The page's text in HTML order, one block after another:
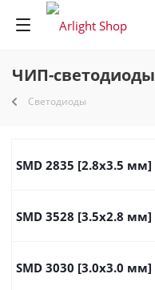
ЧИП-светодиоды
Светодиоды
SMD 2835 [2.8x3.5 мм]
SMD 3528 [3.5х2.8 мм]
SMD 3030 [3.0x3.0 мм]